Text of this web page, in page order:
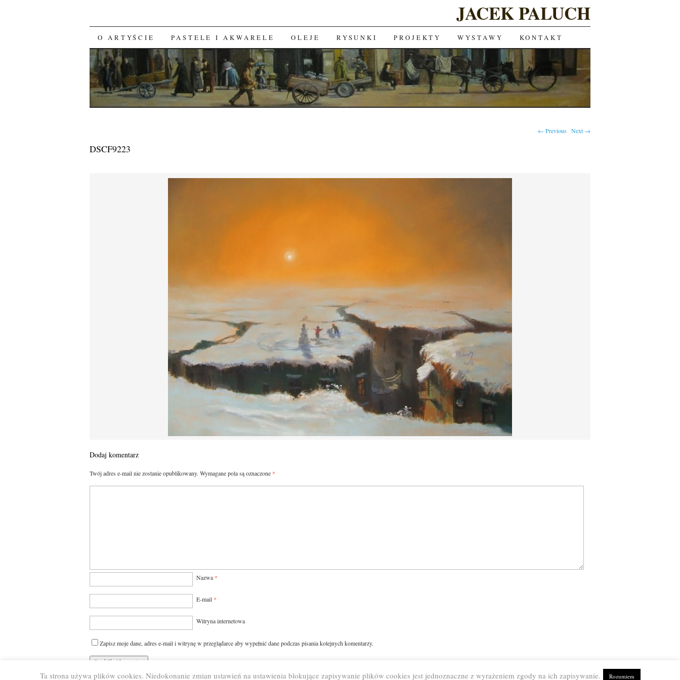
JACEK PALUCH
SKIP TO CONTENT
O ARTYŚCIE PASTELE I AKWARELE OLEJE RYSUNKI PROJEKTY WYSTAWY KONTAKT
← Previous Next →
DSCF9223
Dodaj komentarz
Twój adres e-mail nie zostanie opublikowany. Wymagane pola są oznaczone *
Nazwa *
E-mail *
Witryna internetowa
Zapisz moje dane, adres e-mail i witrynę w przeglądarce aby wypełnić dane podczas pisania kolejnych komentarzy.
Ta strona używa plików cookies. Niedokonanie zmian ustawień na ustawienia blokujące zapisywanie plików cookies jest jednoznaczne z wyrażeniem zgody na ich zapisywanie. Rozumiem